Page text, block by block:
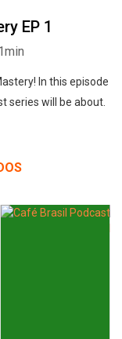
EP 1
In this episode
series will be about.